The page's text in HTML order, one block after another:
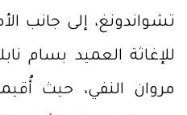
تشواندونغ، إلى جانب
للإغاثة العميد بسام
مروان النفي، حيث